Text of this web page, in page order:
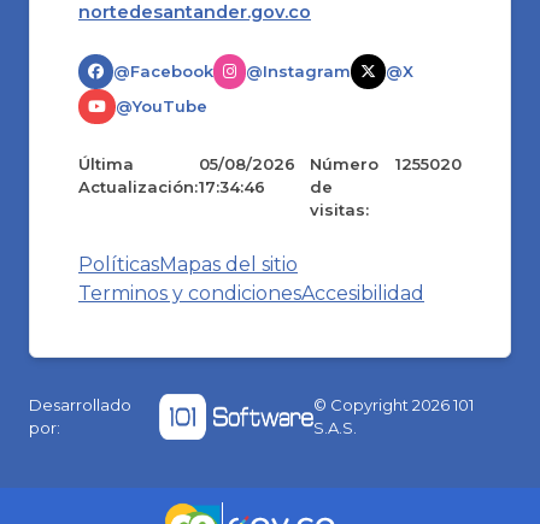
nortedesantander.gov.co
@Facebook @Instagram
@X
@YouTube
Última
Actualización:
05/08/2026
17:34:46
Número
de
visitas:
1255020
PolíticasMapas del sitio
Terminos y condicionesAccesibilidad
Desarrollado
por:
© Copyright2026101
S.A.S.